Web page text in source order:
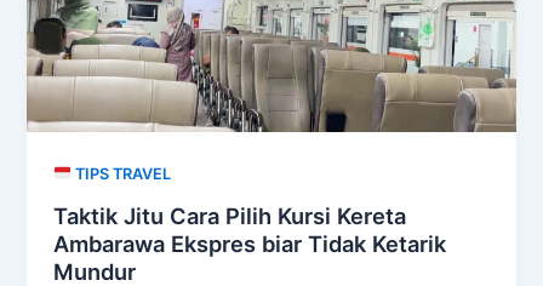
TIPS TRAVEL
Taktik Jitu Cara Pilih Kursi Kereta
Ambarawa Ekspres biar Tidak Ketarik
Mundur